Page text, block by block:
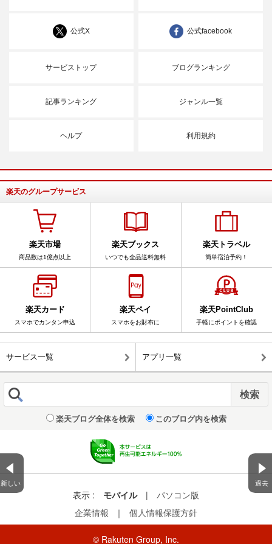
新しい 過去
公式X 公式facebook
サービストップ ブログランキング
記事ランキング ジャンル一覧
ヘルプ 利用規約
楽天のグループサービス
楽天市場
商品数は1億点以上
楽天ブックス
いつでも全品送料無料
楽天トラベル
簡単宿泊予約！
楽天カード
スマホでカンタン申込
楽天ペイ
スマホをお財布に
楽天PointClub
手軽にポイントを確認
サービス一覧 アプリ一覧
楽天ブログ全体を検索 このブログ内を検索
表示 : モバイル |
パソコン版
企業情報
｜ 個人情報保護方針
© Rakuten Group, Inc.